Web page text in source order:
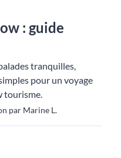
: guide
tranquilles,
pour un voyage
tourisme.
par Marine L.